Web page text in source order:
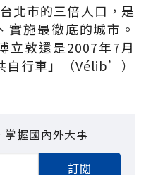
北市的三倍人口，是
實施最徹底的城市。
立敦還是2007年7月
自行車」（Vélib’）
掌握國內外大事
訂閱